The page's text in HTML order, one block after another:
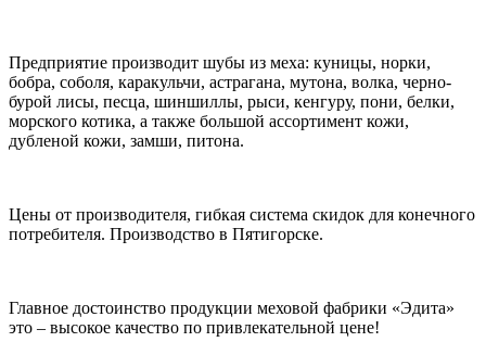
Предприятие производит шубы из меха: куницы, норки,
бобра, соболя, каракульчи, астрагана, мутона, волка, черно-
бурой лисы, песца, шиншиллы, рыси, кенгуру, пони, белки,
морского котика, а также большой ассортимент кожи,
дубленой кожи, замши, питона.
Цены от производителя, гибкая система скидок для конечного
потребителя. Производство в Пятигорске.
Главное достоинство продукции меховой фабрики «Эдита»
это – высокое качество по привлекательной цене!